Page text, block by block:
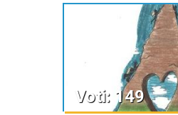
Voti: 149